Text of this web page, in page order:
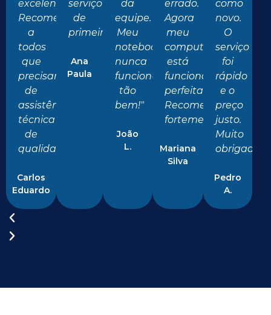
excelente.
Recomendo
a
todos
que
precisam
de
assistência
técnica
de
qualidade!"
Carlos
Eduardo
serviço
de
primeira!"
Ana
Paula
da
equipe.
Meu
notebook
nunca
funcionou
tão
bem!"
João
L.
errado.
Agora
meu
computador
está
funcionando
perfeitamente.
Recomendo
fortemente!"
Mariana
Silva
como
novo.
O
serviço
foi
rápido
e o
preço
justo.
Muito
obrigado!"
Pedro
A.